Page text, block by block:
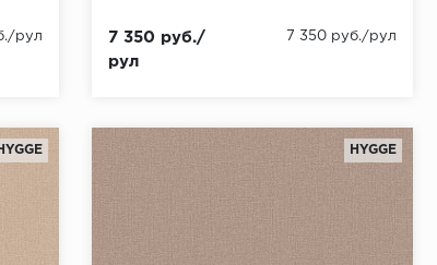
рул
7 350 руб./
рул
7 350 руб./рул
HYGGE